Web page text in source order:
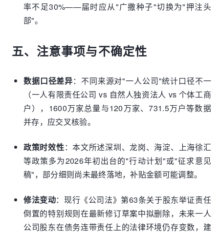
率不足30%——届时应从"广撒种子"切换为"押注头
部"。
五、注意事项与不确定性
数据口径差异：不同来源对"一人公司"统计口径不一
（一人有限责任公司 vs 自然人独资法人 vs 个体工商
户），1600万家总量与120万家、731.5万户等数据
并存，应交叉核验。
政策时效性：本文所述深圳、龙岗、海淀、上海徐汇
等政策多为2026年初出台的"行动计划"或"征求意见
稿"，部分细则尚未最终落地，补贴金额可能调整。
修法变动：现行《公司法》第63条关于股东举证责任
倒置的特别规则在最新修订草案中拟删除，未来一人
公司股东在债务连带责任上的法律环境仍存变数，建